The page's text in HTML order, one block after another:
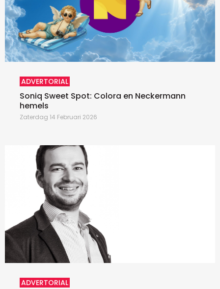
ADVERTORIAL
Soniq Sweet Spot: Colora en Neckermann
hemels
Zaterdag 14 Februari 2026
ADVERTORIAL